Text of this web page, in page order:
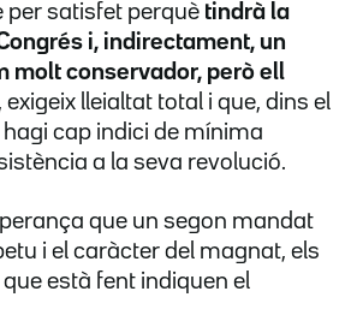
per satisfet perquè tindrà la
i, indirectament, un
molt conservador, però ell
, exigeix lleialtat total i que, dins el
cap indici de mínima
a la seva revolució.
que un segon mandat
i el caràcter del magnat, els
està fent indiquen el